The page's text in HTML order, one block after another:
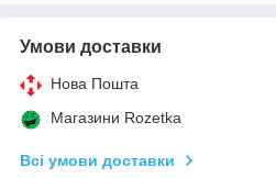
Умови доставки
Нова Пошта
Магазини Rozetka
Всі умови доставки